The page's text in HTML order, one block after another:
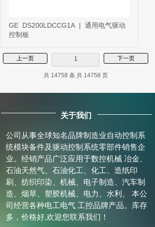
GE DS200LDCCG1A | 通用电气驱动
控制板
上一页 1 下一页
共 14758 条 共 14758 页
关于我们
公司从事全球知名品牌制造业自动控制系
统模块备件及驱动控制系统零部件销售企
业。经销产品广泛应用于数控机械 冶金、
石油天然气、石油化工、化工、造纸印
刷、纺织印染、机械、电子制造、汽车制
造、烟草、塑胶机械、电力、水利、 本公
司经营各种电工电气 工控品牌产品。库存
多，价格好,欢迎您联系我们！